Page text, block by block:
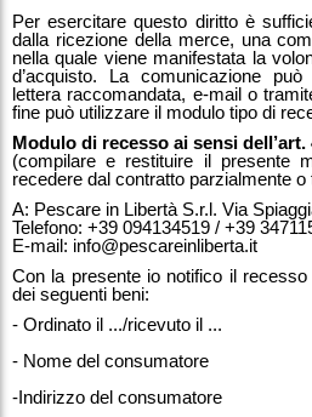
Per esercitare questo diritto è
dalla ricezione della merce, una
nella quale viene manifestata la
d’acquisto. La comunicazione
lettera raccomandata, e-mail o
fine può utilizzare il modulo tipo di
Modulo di recesso ai sensi dell’art.
(compilare e restituire il presente
recedere dal contratto parzialmente o
A: Pescare in Libertà S.r.l. Via
Telefono: +39 094134519 / +39
E-mail: info@pescareinliberta.it
Con la presente io notifico il
dei seguenti beni:
- Ordinato il .../ricevuto il ...
- Nome del consumatore
-Indirizzo del consumatore